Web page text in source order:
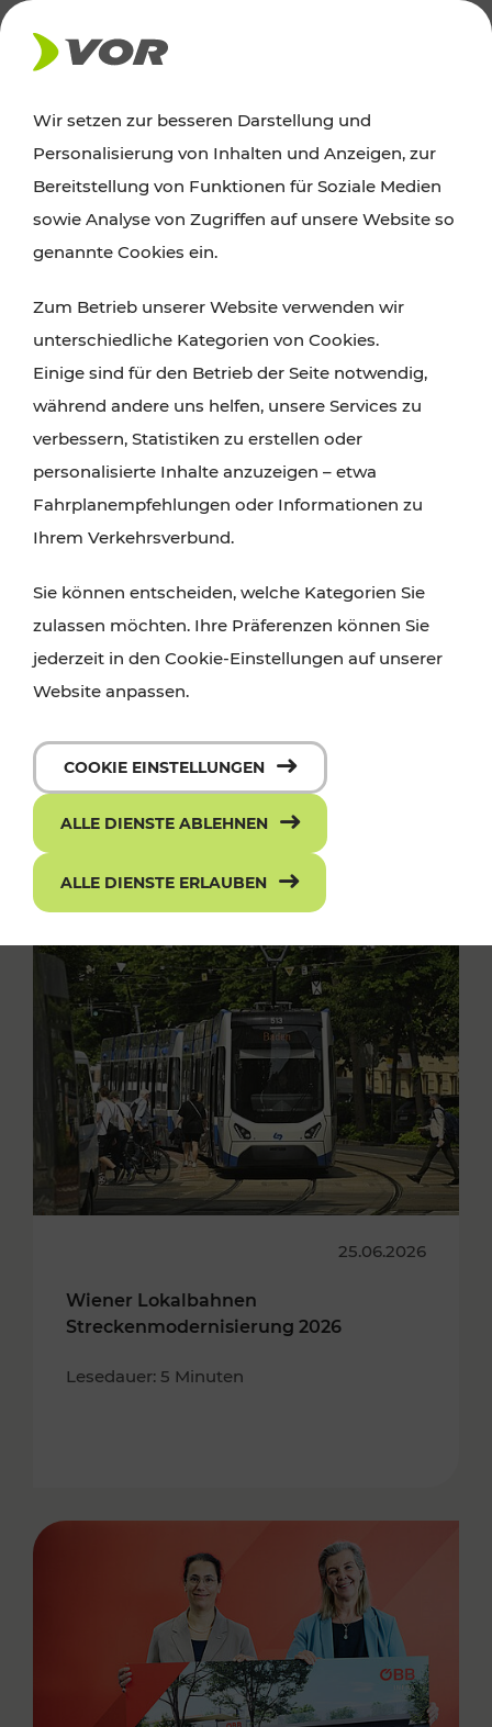
AKTUELLES
News
Alle wichtigen Meldungen zu Fahrplanänderungen,
finden Sie hier im Überblick.
25.06.2026
Wiener Lokalbahnen
Streckenmodernisierung 2026
Lesedauer: 5 Minuten
Wir setzen zur besseren Darstellung und
Personalisierung von Inhalten und Anzeigen, zur
Bereitstellung von Funktionen für Soziale Medien
sowie Analyse von Zugriffen auf unsere Website so
genannte Cookies ein.
Zum Betrieb unserer Website verwenden wir
unterschiedliche Kategorien von Cookies.
Einige sind für den Betrieb der Seite notwendig,
während andere uns helfen, unsere Services zu
verbessern, Statistiken zu erstellen oder
personalisierte Inhalte anzuzeigen – etwa
Fahrplanempfehlungen oder Informationen zu
Ihrem Verkehrsverbund.
Sie können entscheiden, welche Kategorien Sie
zulassen möchten. Ihre Präferenzen können Sie
jederzeit in den Cookie-Einstellungen auf unserer
Website anpassen.
COOKIE EINSTELLUNGEN
ALLE DIENSTE ABLEHNEN
ALLE DIENSTE ERLAUBEN